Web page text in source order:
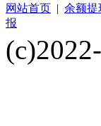
网站首页 | 余额提
报